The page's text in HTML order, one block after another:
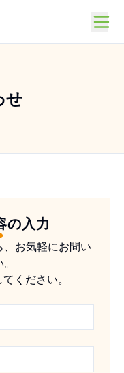
せ
の入力
お気軽にお問い
ください。